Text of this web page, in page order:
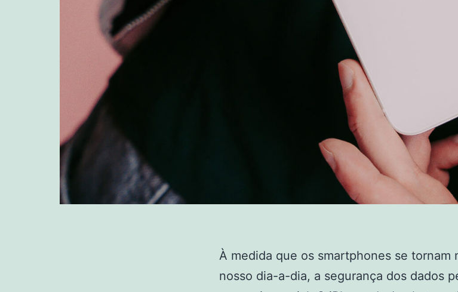
À medida que os smartphones se tornam
nosso dia-a-dia, a segurança dos dados